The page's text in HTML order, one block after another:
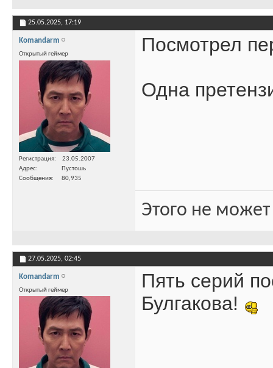
25.05.2025, 17:19
Komandarm
Открытый геймер
Регистрация
23.05.2007
Адрес
Пустошь
Сообщения
80,935
Посмотрел
Одна
Этого не
27.05.2025, 02:45
Komandarm
Открытый геймер
Пять серий
Булгакова!